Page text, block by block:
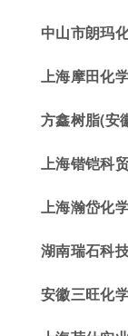
中山市朗玛
上海摩田化
方鑫树脂(安
上海锴铠科
上海瀚岱化
湖南瑞石科
安徽三旺化